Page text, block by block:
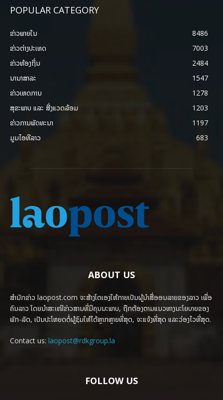
POPULAR CATEGORY
ຂ່າວພາຍ​ໃນ
8486
ຂ່າວຕ່າງປະເທດ
7003
ຂ່າວທ້ອງຖິ່ນ
2484
ນານາສາລະ
1547
ຂ່າວເຫດການ
1278
ສຸຂະພາບ ແລະ ສີ່ງແວດລ້ອມ
1203
ຂ່າວການພັດທະນາ
1197
ມູມໄອທີລາວ
683
ABOUT US
ສຳນັກຂ່າວ laopost.com ຈະສ້າງໂຕເອງໃຫ້ກາຍເປັນຜູ້ນຳສື່ອອນລາຍຂອງລາວ ເພື່ອ
ຄົນລາວ ໂດຍນຳສະເໜີຂ່າວສານທີ່ມີຄຸນນະພາບ, ຖືກຕ້ອງຕາມແນວທາງນະໂຍບາຍຂອງ
ພັກ-ລັດ, ເປັນປະໂຫຍດຕໍ່ຜູ້ຊົມໃຫ້ໄດ້ຫຼາກຫຼາຍທີ່ສຸດ, ຈະແຈ້ງທີ່ສຸດ ແລະວ່ອງໄວທີ່ສຸດ.
Contact us: laopost@rdkgroup.la
FOLLOW US